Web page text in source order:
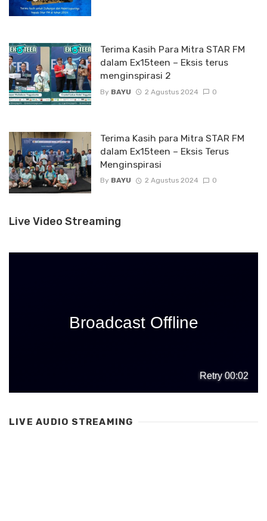
Terima Kasih Para Mitra STAR FM
dalam Ex15teen – Eksis terus
menginspirasi 2
By BAYU 2 Agustus 2024 0
Terima Kasih para Mitra STAR FM
dalam Ex15teen – Eksis Terus
Menginspirasi
By BAYU 2 Agustus 2024 0
Live Video Streaming
LIVE AUDIO STREAMING